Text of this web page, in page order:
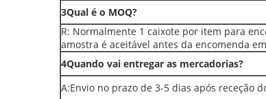
3Qual é o MOQ?
R: Normalmente 1 caixote por item para
amostra é aceitável antes da encomenda
4Quando vai entregar as mercadorias?
A:Envio no prazo de 3-5 dias após receção